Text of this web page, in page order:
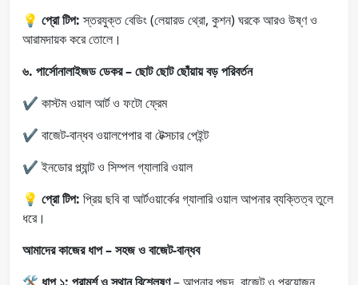
💡 প্রো টিপ:স্তরযুক্ত বেডিং (লেয়ারড থ্রো, কুশন) ঘরকে আরও উষ্ণ ও
আরামদায়ক করে তোলে।
৬. পার্সোনালাইজড ডেকর – ছোট ছোট ছোঁয়ায় বড় পরিবর্তন
✔ কাস্টম ওয়াল আর্ট ও ফটো ফ্রেম
✔ বাজেট-বান্ধব ওয়ালপেপার বা টেক্সচার পেইন্ট
✔ ইনডোর প্ল্যান্ট ও সিম্পল গ্যালারি ওয়াল
💡 প্রো টিপ: প্রিয় ছবি বা আর্টওয়ার্কের গ্যালারি ওয়াল আপনার ব্যক্তিত্ব তুলে
ধরে।
আমাদের কাজের ধাপ – সহজ ও বাজেট-বান্ধব